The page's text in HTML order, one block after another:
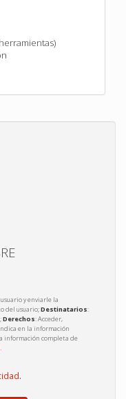
y enviarle la
del usuario;Destinatarios:
Derechos: Acceder,
en la información
información completa de
.
.